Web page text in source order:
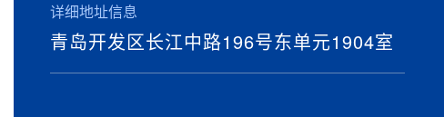
详细地址信息
青岛开发区长江中路196号东单元1904室